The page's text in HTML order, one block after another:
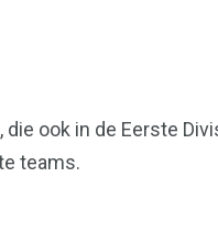
die ook in de Eerste
teams.